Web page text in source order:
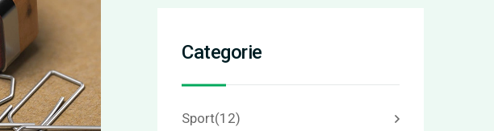
Categorie
Sport(12)